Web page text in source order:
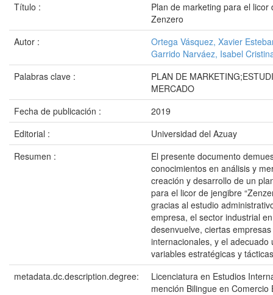
Título :
Plan de marketing para el licor
Zenzero
Autor :
Ortega Vásquez, Xavier
Garrido Narváez, Isabel
Palabras clave :
PLAN DE
MERCADO
Fecha de publicación :
2019
Editorial :
Universidad del Azuay
Resumen :
El presente documento
conocimientos en análisis y
creación y desarrollo de un
para el licor de jengibre
gracias al estudio
empresa, el sector industrial
desenvuelve, ciertas
internacionales, y el adecuado
variables estratégicas y
metadata.dc.description.degree:
Licenciatura en Estudios
mención Bilingue en Comercio